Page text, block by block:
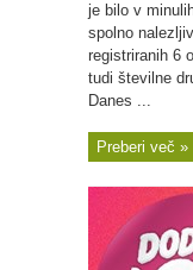
je bilo v
spolno
registriranih 6
tudi številne
Danes ...
Preberi več »